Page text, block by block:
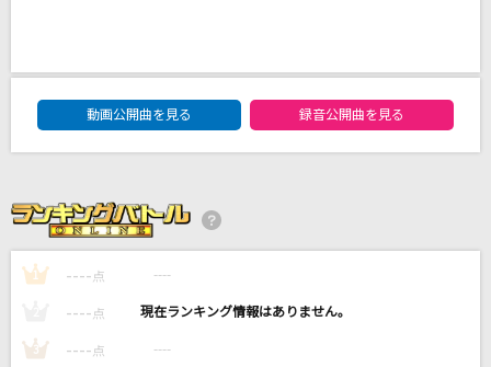
Mrs. GREEN APPLE
B・BLUE(GIGS at BUDOKAN BEAT EMOTION
ROCK'N ROLL CIRCUS TOUR)
DAM★ともボーカルエントリーランキング
動画公開曲を見る
録音公開曲を見る
1 ---- 点 ----
---- 点 ----
3 ---- 点 ----